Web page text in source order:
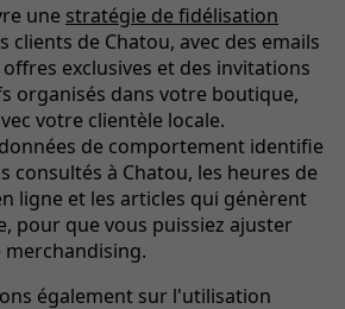
une stratégie de fidélisation
clients de Chatou, avec des emails
exclusives et des invitations
organisés dans votre boutique,
votre clientèle locale.
de comportement identifie
consultés à Chatou, les heures de
ligne et les articles qui génèrent
pour que vous puissiez ajuster
également sur l'utilisation